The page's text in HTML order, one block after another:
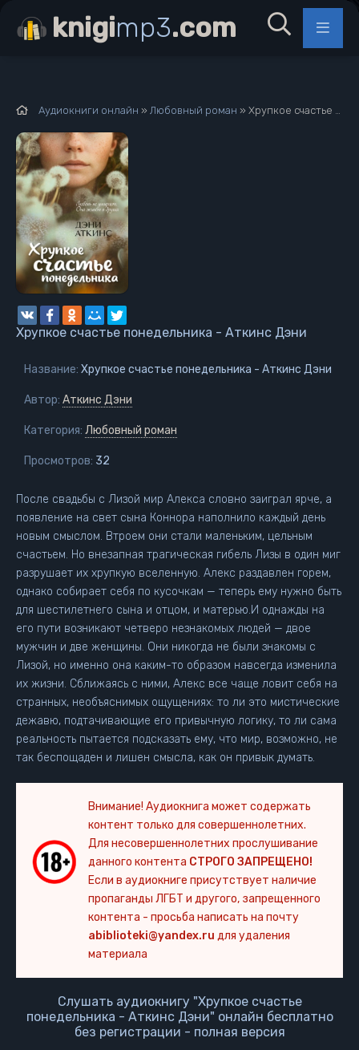
Аудиокниги онлайн » Любовный роман » Хрупкое счастье понедельника - Аткинс Дэни
Хрупкое счастье понедельника - Аткинс Дэни
Название: Хрупкое счастье понедельника - Аткинс Дэни
Автор: Аткинс Дэни
Категория: Любовный роман
Просмотров: 32
После свадьбы с Лизой мир Алекса словно заиграл ярче, а
появление на свет сына Коннора наполнило каждый день
новым смыслом. Втроем они стали маленьким, цельным
счастьем. Но внезапная трагическая гибель Лизы в один миг
разрушает их хрупкую вселенную. Алекс раздавлен горем,
однако собирает себя по кусочкам — теперь ему нужно быть
для шестилетнего сына и отцом, и матерью.И однажды на
его пути возникают четверо незнакомых людей — двое
мужчин и две женщины. Они никогда не были знакомы с
Лизой, но именно она каким-то образом навсегда изменила
их жизни. Сближаясь с ними, Алекс все чаще ловит себя на
странных, необъяснимых ощущениях: то ли это мистические
дежавю, подтачивающие его привычную логику, то ли сама
реальность пытается подсказать ему, что мир, возможно, не
так беспощаден и лишен смысла, как он привык думать.
Внимание! Аудиокнига может содержать
контент только для совершеннолетних.
Для несовершеннолетних прослушивание
данного контента СТРОГО ЗАПРЕЩЕНО!
Если в аудиокниге присутствует наличие
пропаганды ЛГБТ и другого, запрещенного
контента - просьба написать на почту
abiblioteki@yandex.ru для удаления
материала
Слушать аудиокнигу "Хрупкое счастье
понедельника - Аткинс Дэни" онлайн бесплатно
без регистрации - полная версия
knigimp3.com